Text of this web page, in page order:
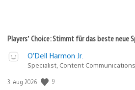
Players’ Choice: Stimmt für das beste neue
O’Dell Harmon Jr.
Specialist, Content
Veröffentlichungsdatum:
3. Aug 2026 9